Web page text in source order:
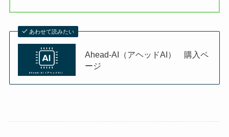
あわせて読みたい
Ahead-AI（アヘッドAI） 購入ペ
ージ